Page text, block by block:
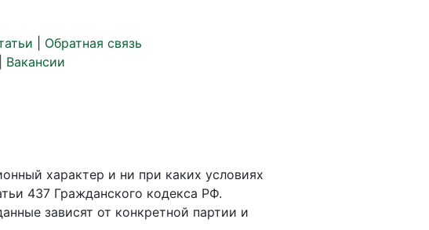
Обратная связь
Вакансии
характер и ни при каких условиях
437 Гражданского кодекса РФ.
зависят от конкретной партии и